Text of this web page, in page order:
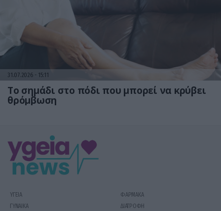
31.07.2026 15:11
Το σημάδι στο πόδι που μπορεί να κρύβει
θρόμβωση
ΥΓΕΙΑ
ΦΑΡΜΑΚΑ
ΓΥΝΑΙΚΑ
ΔΙΑΤΡΟΦΗ